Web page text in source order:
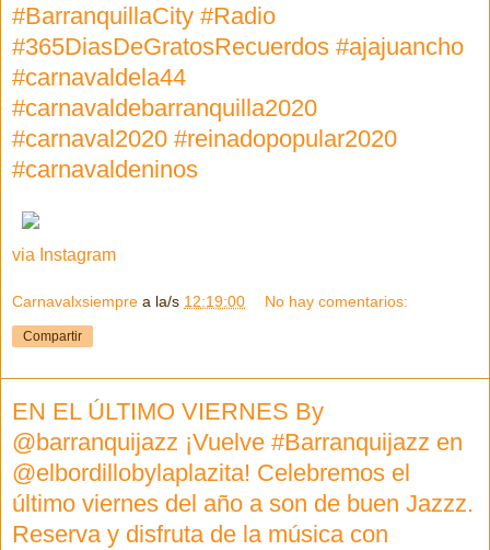
#BarranquillaCity #Radio
#365DiasDeGratosRecuerdos #ajajuancho
#carnavaldela44
#carnavaldebarranquilla2020
#carnaval2020 #reinadopopular2020
#carnavaldeninos
via Instagram
Carnavalxsiempre a la/s 12:19:00 No hay comentarios:
Compartir
EN EL ÚLTIMO VIERNES By
@barranquijazz ¡Vuelve #Barranquijazz en
@elbordillobylaplazita! Celebremos el
último viernes del año a son de buen Jazzz.
Reserva y disfruta de la música con